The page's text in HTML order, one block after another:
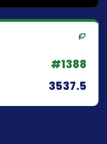
#1388
3537.5